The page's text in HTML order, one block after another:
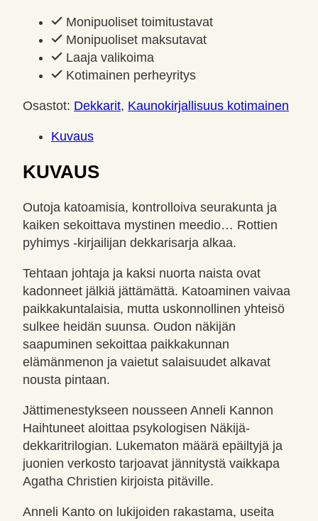
Monipuoliset toimitustavat
Monipuoliset maksutavat
Laaja valikoima
Kotimainen perheyritys
Osastot: Dekkarit, Kaunokirjallisuus kotimainen
Kuvaus
KUVAUS
Outoja katoamisia, kontrolloiva seurakunta ja
kaiken sekoittava mystinen meedio… Rottien
pyhimys -kirjailijan dekkarisarja alkaa.
Tehtaan johtaja ja kaksi nuorta naista ovat
kadonneet jälkiä jättämättä. Katoaminen vaivaa
paikkakuntalaisia, mutta uskonnollinen yhteisö
sulkee heidän suunsa. Oudon näkijän
saapuminen sekoittaa paikkakunnan
elämänmenon ja vaietut salaisuudet alkavat
nousta pintaan.
Jättimenestykseen nousseen Anneli Kannon
Haihtuneet aloittaa psykologisen Näkijä-
dekkaritrilogian. Lukematon määrä epäiltyjä ja
juonien verkosto tarjoavat jännitystä vaikkapa
Agatha Christien kirjoista pitäville.
Anneli Kanto on lukijoiden rakastama, useita